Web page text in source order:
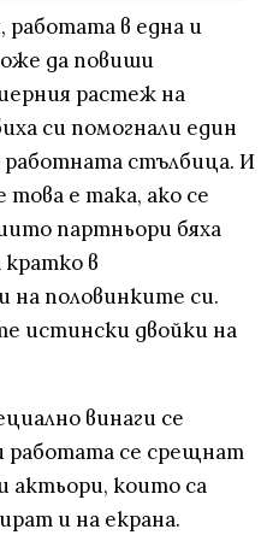
работата в една и
да повиши
растеж на
си помогнали един
работната стълбица. И
е така, ако се
партньори бяха
кратко в
на половинките си.
истински двойки на
винаги се
работата се срещнат
актьори, които са
и на екрана.